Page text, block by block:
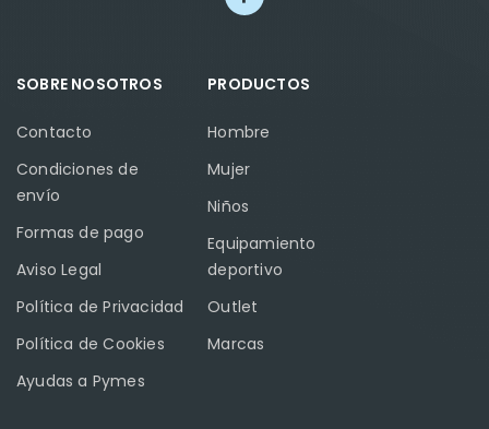
SOBRE NOSOTROS
Contacto
Condiciones de
envío
Formas de pago
Aviso Legal
Política de Privacidad
Política de Cookies
Ayudas a Pymes
PRODUCTOS
Hombre
Mujer
Niños
Equipamiento
deportivo
Outlet
Marcas